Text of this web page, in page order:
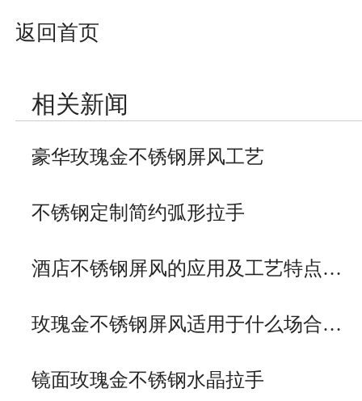
返回首页
相关新闻
豪华玫瑰金不锈钢屏风工艺
不锈钢定制简约弧形拉手
酒店不锈钢屏风的应用及工艺特点…
玫瑰金不锈钢屏风适用于什么场合…
镜面玫瑰金不锈钢水晶拉手